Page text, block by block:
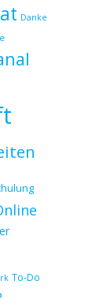
Danke
To-Do